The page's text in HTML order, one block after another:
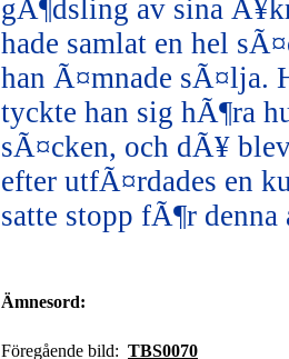
gÃ¶dsling av sina
hade samlat en hel
han Ã¤mnade sÃ¤lja.
tyckte han sig hÃ¶ra
sÃ¤cken, och dÃ¥
efter utfÃ¤rdades en
satte stopp fÃ¶r
Ämnesord:
Föregående bild: TBS0070